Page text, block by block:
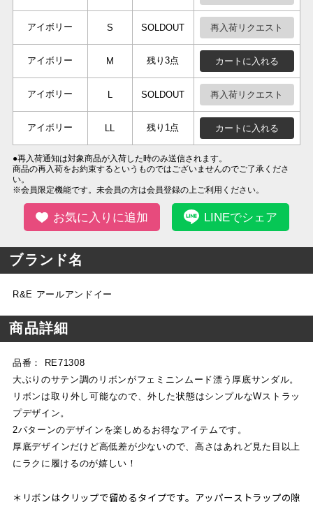
アイボリー S SOLDOUT 再入荷リクエスト
アイボリー M 残り3点 カートに入れる
アイボリー SOLDOUT 再入荷リクエスト
アイボリー 残り1点 カートに入れる
●再入荷通知は対象商品が入荷した時のみ送信されます。
商品の再入荷をお約束するというものではございませんのでご了承くださ
い。
※会員限定機能です。未会員の方は会員登録の上ご利用ください。
お気に入りに追加 LINEでシェア
ブランド名
R&E アールアンドイー
商品詳細
品番： RE71308
大ぶりのサテン調のリボンがフェミニンムード漂う厚底サンダル。
リボンは取り外し可能なので、外した状態はシンプルなWストラッ
プデザイン。
2パターンのデザインを楽しめるお得なアイテムです。
厚底デザインだけど高低差が少ないので、高さはあれど見た目以上
にラクに履けるのが嬉しい！
＊リボンはクリップで留めるタイプです。アッパーストラップの隙